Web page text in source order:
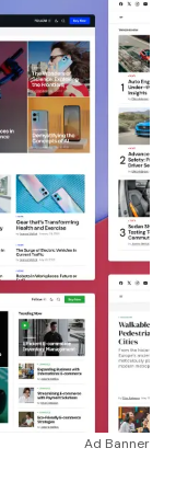
Ad Banner